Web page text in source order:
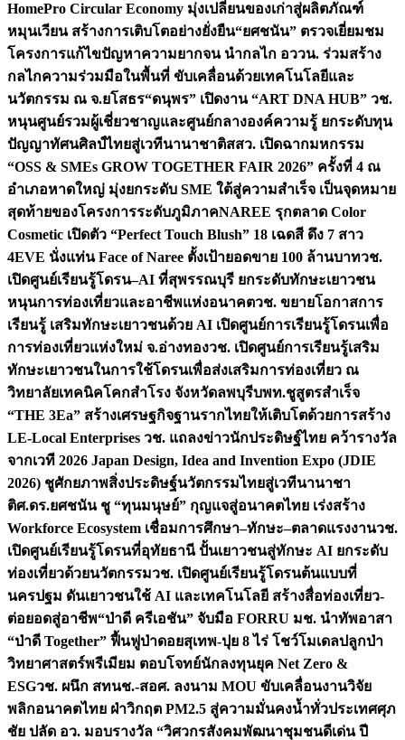
HomePro Circular Economy มุ่งเปลี่ยนของเก่าสู่ผลิตภัณฑ์
หมุนเวียน สร้างการเติบโตอย่างยั่งยืน“ยศชนัน” ตรวจเยี่ยมชม
โครงการแก้ไขปัญหาความยากจน นำกลไก อววน. ร่วมสร้าง
กลไกความร่วมมือในพื้นที่ ขับเคลื่อนด้วยเทคโนโลยีและ
นวัตกรรม ณ จ.ยโสธร“ดนุพร” เปิดงาน “ART DNA HUB” วช.
หนุนศูนย์รวมผู้เชี่ยวชาญและศูนย์กลางองค์ความรู้ ยกระดับทุน
ปัญญาทัศนศิลป์ไทยสู่เวทีนานาชาติสสว. เปิดฉากมหกรรม
“OSS & SMEs GROW TOGETHER FAIR 2026” ครั้งที่ 4 ณ
อำเภอหาดใหญ่ มุ่งยกระดับ SME ใต้สู่ความสำเร็จ เป็นจุดหมาย
สุดท้ายของโครงการระดับภูมิภาคNAREE รุกตลาด Color
Cosmetic เปิดตัว “Perfect Touch Blush” 18 เฉดสี ดึง 7 สาว
4EVE นั่งแท่น Face of Naree ตั้งเป้ายอดขาย 100 ล้านบาทวช.
เปิดศูนย์เรียนรู้โดรน–AI ที่สุพรรณบุรี ยกระดับทักษะเยาวชน
หนุนการท่องเที่ยวและอาชีพแห่งอนาคตวช. ขยายโอกาสการ
เรียนรู้ เสริมทักษะเยาวชนด้วย AI เปิดศูนย์การเรียนรู้โดรนเพื่อ
การท่องเที่ยวแห่งใหม่ จ.อ่างทองวช. เปิดศูนย์การเรียนรู้เสริม
ทักษะเยาวชนในการใช้โดรนเพื่อส่งเสริมการท่องเที่ยว ณ
วิทยาลัยเทคนิคโคกสำโรง จังหวัดลพบุรีบพท.ชูสูตรสำเร็จ
“THE 3Ea” สร้างเศรษฐกิจฐานรากไทยให้เติบโตด้วยการสร้าง
LE-Local Enterprises วช. แถลงข่าวนักประดิษฐ์ไทย คว้ารางวัล
จากเวที 2026 Japan Design, Idea and Invention Expo (JDIE
2026) ชูศักยภาพสิ่งประดิษฐ์นวัตกรรมไทยสู่เวทีนานาชา
ติศ.ดร.ยศชนัน ชู “ทุนมนุษย์” กุญแจสู่อนาคตไทย เร่งสร้าง
Workforce Ecosystem เชื่อมการศึกษา–ทักษะ–ตลาดแรงงานวช.
เปิดศูนย์เรียนรู้โดรนที่อุทัยธานี ปั้นเยาวชนสู่ทักษะ AI ยกระดับ
ท่องเที่ยวด้วยนวัตกรรมวช. เปิดศูนย์เรียนรู้โดรนต้นแบบที่
นครปฐม ดันเยาวชนใช้ AI และเทคโนโลยี สร้างสื่อท่องเที่ยว-
ต่อยอดสู่อาชีพ“ป่าดี ครีเอชัน” จับมือ FORRU มช. นำทัพอาสา
“ป่าดี Together” ฟื้นฟูป่าดอยสุเทพ-ปุย 8 ไร่ โชว์โมเดลปลูกป่า
วิทยาศาสตร์พรีเมียม ตอบโจทย์นักลงทุนยุค Net Zero &
ESGวช. ผนึก สทนช.-สอศ. ลงนาม MOU ขับเคลื่อนงานวิจัย
พลิกอนาคตไทย ฝ่าวิกฤต PM2.5 สู่ความมั่นคงน้ำทั่วประเทศศุภ
ชัย ปลัด อว. มอบรางวัล “วิศวกรสังคมพัฒนาชุมชนดีเด่น ปี